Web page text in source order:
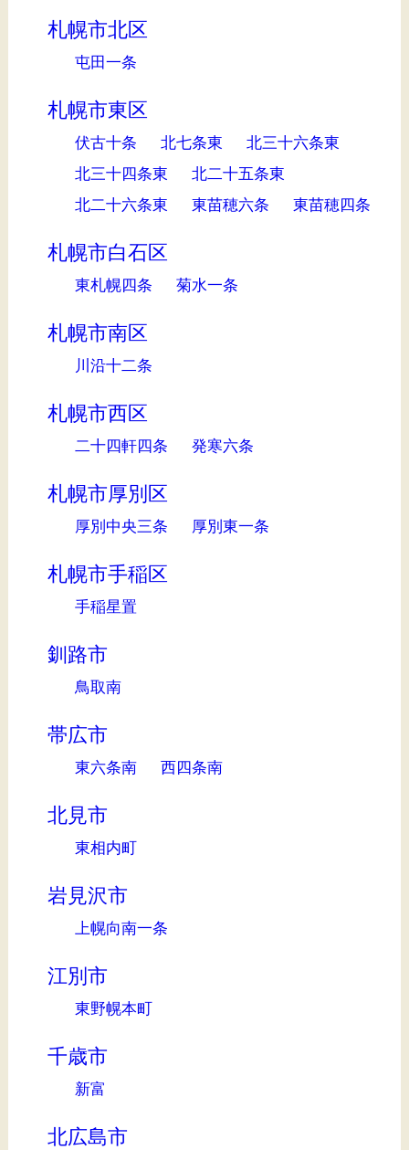
札幌市北区
屯田一条
札幌市東区
伏古十条 北七条東
北三十六条東
北三十四条東
北二十五条東
北二十六条東
東苗穂六条 東苗穂四条
札幌市白石区
東札幌四条 菊水一条
札幌市南区
川沿十二条
札幌市西区
二十四軒四条 発寒六条
札幌市厚別区
厚別中央三条 厚別東一条
札幌市手稲区
手稲星置
釧路市
鳥取南
帯広市
東六条南 西四条南
北見市
東相内町
岩見沢市
上幌向南一条
江別市
東野幌本町
千歳市
新富
北広島市